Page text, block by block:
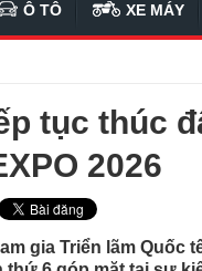
Ô TÔ XE MÁY
tục thúc
2026
gia Triển lãm